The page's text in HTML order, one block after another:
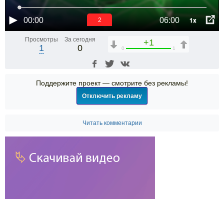
00:00 06:00 1x
2
Просмотры
1
За сегодня
0
+1
0 1
Поддержите проект — смотрите без рекламы!
Отключить рекламу
Читать комментарии